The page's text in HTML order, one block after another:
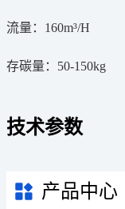
流量：160m³/H
存碳量：50-150kg
技术参数
产品中心